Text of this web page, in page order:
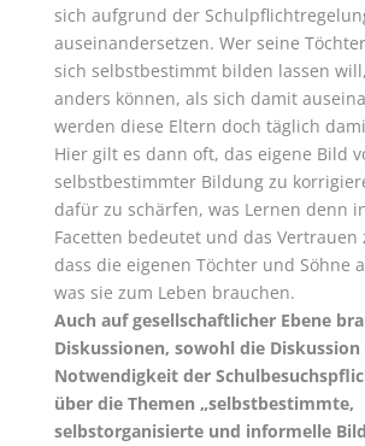
sich aufgrund der
auseinandersetzen. Wer seine
sich selbstbestimmt bilden lassen
anders können, als sich damit
werden diese Eltern doch täglich
Hier gilt es dann oft, das eigene Bild
selbstbestimmter Bildung zu
dafür zu schärfen, was Lernen denn
Facetten bedeutet und das Vertrauen
dass die eigenen Töchter und Söhne
was sie zum Leben brauchen.
Auch auf gesellschaftlicher Ebene
Diskussionen, sowohl die
Notwendigkeit der
über die Themen „selbstbestimmte,
selbstorganisierte und informelle